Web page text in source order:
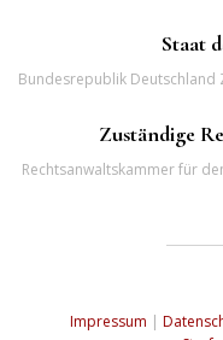
Staat
Bundesrepublik Deutschland
Zuständige
Rechtsanwaltskammer für
Impressum |